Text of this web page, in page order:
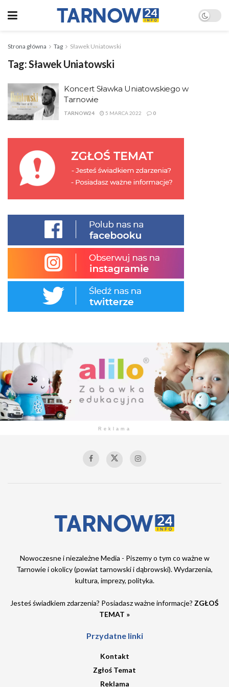
Strona główna Tag Sławek Uniatowski
Tag:Sławek Uniatowski
Koncert Sławka Uniatowskiego w
Tarnowie
TARNOW24 5 MARCA 2022 0
Reklama
Nowoczesne i niezależne Media - Piszemy o tym co ważne w
Tarnowie i okolicy (powiat tarnowski i dąbrowski). Wydarzenia,
kultura, imprezy, polityka.
Jesteś świadkiem zdarzenia? Posiadasz ważne informacje? ZGŁOŚ
TEMAT »
Przydatne linki
Kontakt
Zgłoś Temat
Reklama